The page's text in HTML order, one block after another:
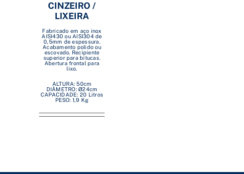
CINZEIRO /
LIXEIRA
Fabricado em aço inox
AISI430 ou AISI304 de
0,5mm de espessura.
Acabamento polido ou
escovado. Recipiente
superior para bitucas.
Abertura frontal para
lixo.
ALTURA: 50cm
DIÂMETRO: Ø24cm
CAPACIDADE: 20 Litros
PESO: 1,9 Kg